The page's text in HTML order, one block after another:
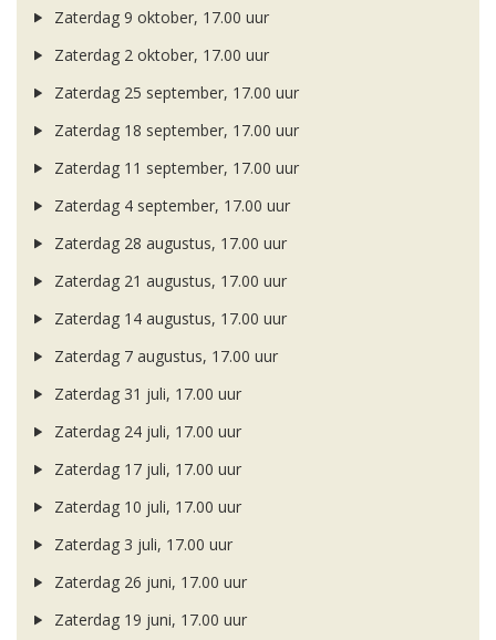
Zaterdag 9 oktober, 17.00 uur
Zaterdag 2 oktober, 17.00 uur
Zaterdag 25 september, 17.00 uur
Zaterdag 18 september, 17.00 uur
Zaterdag 11 september, 17.00 uur
Zaterdag 4 september, 17.00 uur
Zaterdag 28 augustus, 17.00 uur
Zaterdag 21 augustus, 17.00 uur
Zaterdag 14 augustus, 17.00 uur
Zaterdag 7 augustus, 17.00 uur
Zaterdag 31 juli, 17.00 uur
Zaterdag 24 juli, 17.00 uur
Zaterdag 17 juli, 17.00 uur
Zaterdag 10 juli, 17.00 uur
Zaterdag 3 juli, 17.00 uur
Zaterdag 26 juni, 17.00 uur
Zaterdag 19 juni, 17.00 uur